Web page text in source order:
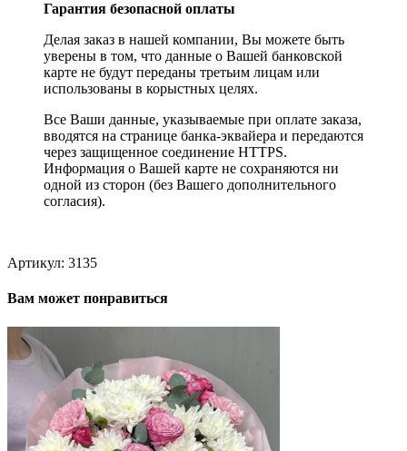
Гарантия безопасной оплаты
Делая заказ в нашей компании, Вы можете быть
уверены в том, что данные о Вашей банковской
карте не будут переданы третьим лицам или
использованы в корыстных целях.
Все Ваши данные, указываемые при оплате заказа,
вводятся на странице банка-эквайера и передаются
через защищенное соединение HTTPS.
Информация о Вашей карте не сохраняются ни
одной из сторон (без Вашего дополнительного
согласия).
Артикул: 3135
Вам может понравиться